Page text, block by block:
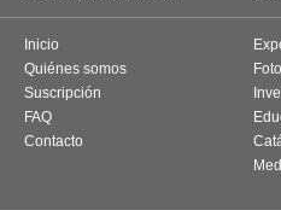
Inicio
Quiénes somos
Suscripción
FAQ
Contacto